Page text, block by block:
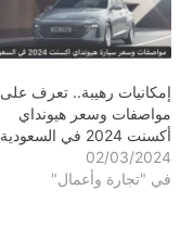
إمكانيات رهيبة.. تعرف على
مواصفات وسعر هيونداي
أكسنت 2024 في السعودية
02/03/2024
في "تجارة وأعمال"